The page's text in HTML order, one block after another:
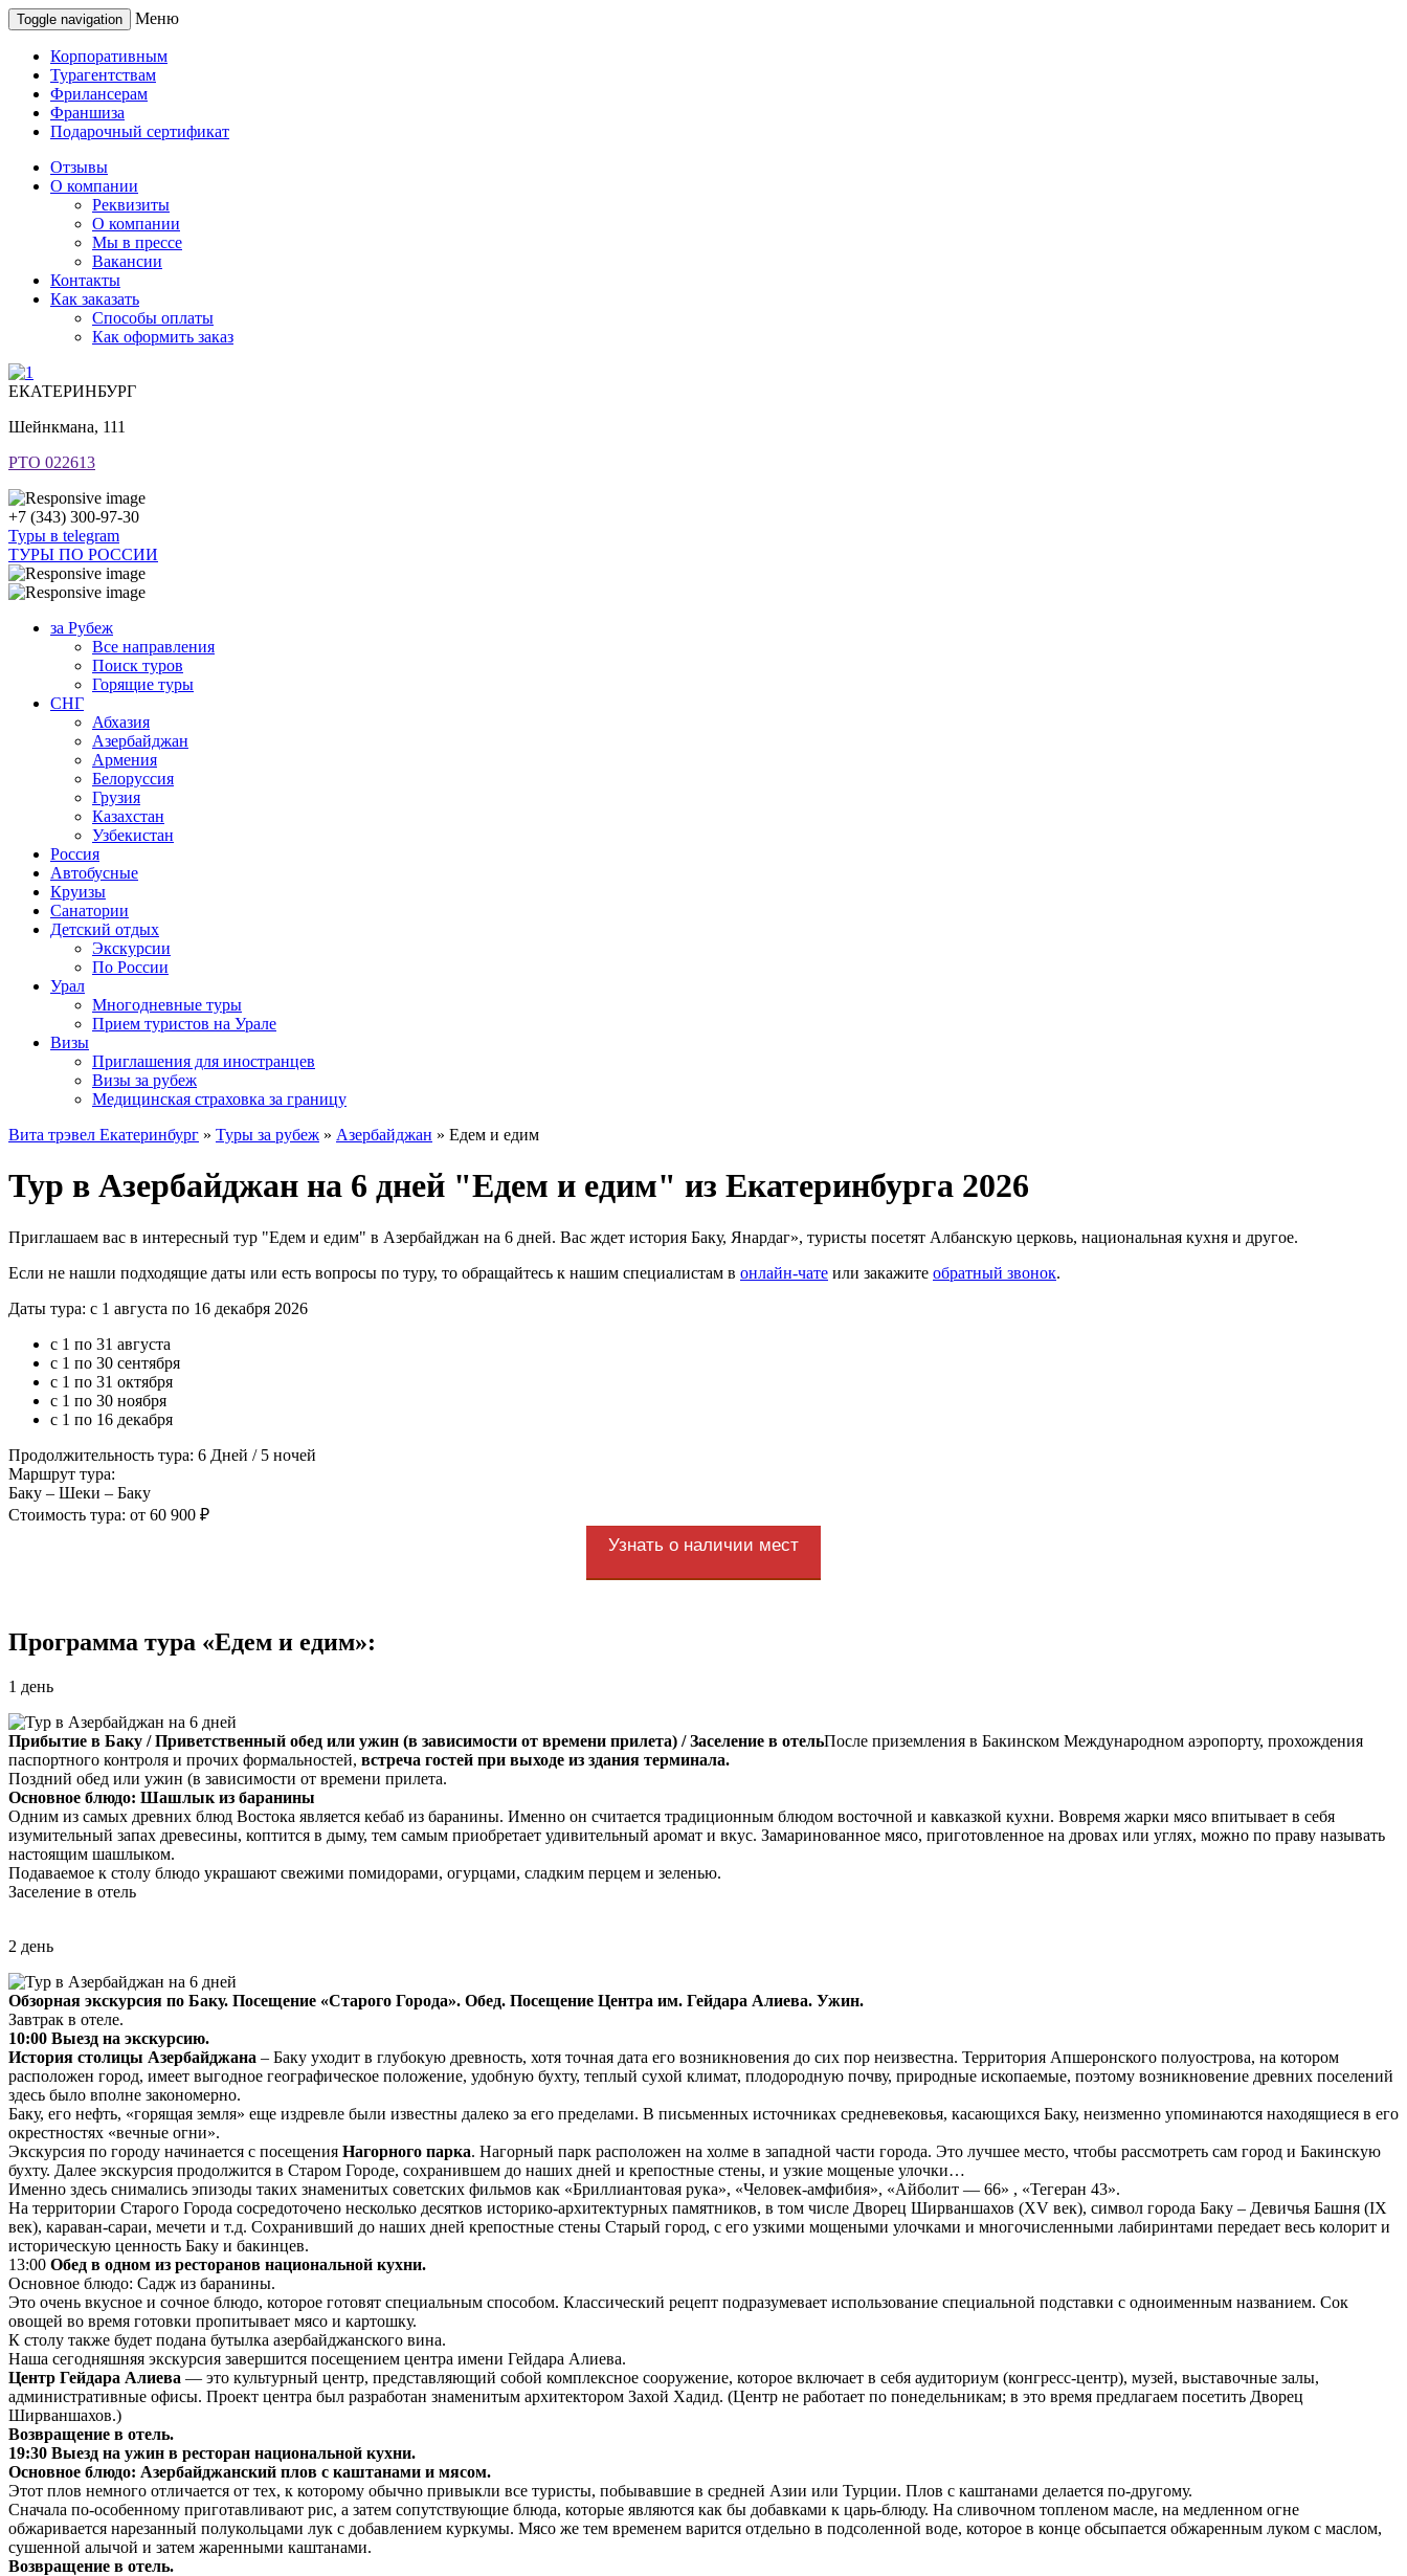
Toggle navigation Меню
Корпоративным
Турагентствам
Фрилансерам
Франшиза
Подарочный сертификат
Отзывы
О компании
Реквизиты
О компании
Мы в прессе
Вакансии
Контакты
Как заказать
Способы оплаты
Как оформить заказ
ЕКАТЕРИНБУРГ
Шейнкмана, 111
РТО 022613
+7 (343) 300-97-30
Туры в telegram
ТУРЫ ПО РОССИИ
за Рубеж
Все направления
Поиск туров
Горящие туры
СНГ
Абхазия
Азербайджан
Армения
Белоруссия
Грузия
Казахстан
Узбекистан
Россия
Автобусные
Круизы
Санатории
Детский отдых
Экскурсии
По России
Урал
Многодневные туры
Прием туристов на Урале
Визы
Приглашения для иностранцев
Визы за рубеж
Медицинская страховка за границу
Вита трэвел Екатеринбург » Туры за рубеж » Азербайджан » Едем и едим
Тур в Азербайджан на 6 дней "Едем и едим" из Екатеринбурга 2026
Приглашаем вас в интересный тур "Едем и едим" в Азербайджан на 6 дней. Вас ждет история Баку, Янардаг», туристы посетят Албанскую церковь, национальная кухня и другое.
Если не нашли подходящие даты или есть вопросы по туру, то обращайтесь к нашим специалистам в онлайн-чате или закажите обратный звонок.
Даты тура: с 1 августа по 16 декабря 2026
с 1 по 31 августа
с 1 по 30 сентября
с 1 по 31 октября
с 1 по 30 ноября
с 1 по 16 декабря
Продолжительность тура: 6 Дней / 5 ночей
Маршрут тура:
Баку – Шеки – Баку
Стоимость тура: от 60 900 ₽
Узнать о наличии мест
Программа тура «Едем и едим»:
1 день
Прибытие в Баку / Приветственный обед или ужин (в зависимости от времени прилета) / Заселение в отельПосле приземления в Бакинском Международном аэропорту, прохождения
паспортного контроля и прочих формальностей, встреча гостей при выходе из здания терминала.
Поздний обед или ужин (в зависимости от времени прилета.
Основное блюдо: Шашлык из баранины
Одним из самых древних блюд Востока является кебаб из баранины. Именно он считается традиционным блюдом восточной и кавказкой кухни. Вовремя жарки мясо впитывает в себя
изумительный запах древесины, коптится в дыму, тем самым приобретает удивительный аромат и вкус. Замаринованное мясо, приготовленное на дровах или углях, можно по праву называть
настоящим шашлыком.
Подаваемое к столу блюдо украшают свежими помидорами, огурцами, сладким перцем и зеленью.
Заселение в отель
2 день
Обзорная экскурсия по Баку. Посещение «Старого Города». Обед. Посещение Центра им. Гейдара Алиева. Ужин.
Завтрак в отеле.
10:00 Выезд на экскурсию.
История столицы Азербайджана – Баку уходит в глубокую древность, хотя точная дата его возникновения до сих пор неизвестна. Территория Апшеронского полуострова, на котором
расположен город, имеет выгодное географическое положение, удобную бухту, теплый сухой климат, плодородную почву, природные ископаемые, поэтому возникновение древних поселений
здесь было вполне закономерно.
Баку, его нефть, «горящая земля» еще издревле были известны далеко за его пределами. В письменных источниках средневековья, касающихся Баку, неизменно упоминаются находящиеся в его
окрестностях «вечные огни».
Экскурсия по городу начинается с посещения Нагорного парка. Нагорный парк расположен на холме в западной части города. Это лучшее место, чтобы рассмотреть сам город и Бакинскую
бухту. Далее экскурсия продолжится в Старом Городе, сохранившем до наших дней и крепостные стены, и узкие мощеные улочки…
Именно здесь снимались эпизоды таких знаменитых советских фильмов как «Бриллиантовая рука», «Человек-амфибия», «Айболит — 66» , «Тегеран 43».
На территории Старого Города сосредоточено несколько десятков историко-архитектурных памятников, в том числе Дворец Ширваншахов (XV век), символ города Баку – Девичья Башня (IX
век), караван-сараи, мечети и т.д. Сохранивший до наших дней крепостные стены Старый город, с его узкими мощеными улочками и многочисленными лабиринтами передает весь колорит и
историческую ценность Баку и бакинцев.
13:00 Обед в одном из ресторанов национальной кухни.
Основное блюдо: Садж из баранины.
Это очень вкусное и сочное блюдо, которое готовят специальным способом. Классический рецепт подразумевает использование специальной подставки с одноименным названием. Сок
овощей во время готовки пропитывает мясо и картошку.
К столу также будет подана бутылка азербайджанского вина.
Наша сегодняшняя экскурсия завершится посещением центра имени Гейдара Алиева.
Центр Гейдара Алиева — это культурный центр, представляющий собой комплексное сооружение, которое включает в себя аудиториум (конгресс-центр), музей, выставочные залы,
административные офисы. Проект центра был разработан знаменитым архитектором Захой Хадид. (Центр не работает по понедельникам; в это время предлагаем посетить Дворец
Ширваншахов.)
Возвращение в отель.
19:30 Выезд на ужин в ресторан национальной кухни.
Основное блюдо: Азербайджанский плов с каштанами и мясом.
Этот плов немного отличается от тех, к которому обычно привыкли все туристы, побывавшие в средней Азии или Турции. Плов с каштанами делается по-другому.
Сначала по-особенному приготавливают рис, а затем сопутствующие блюда, которые являются как бы добавками к царь-блюду. На сливочном топленом масле, на медленном огне
обжаривается нарезанный полукольцами лук с добавлением куркумы. Мясо же тем временем варится отдельно в подсоленной воде, которое в конце обсыпается обжаренным луком с маслом,
сушенной алычой и затем жаренными каштанами.
Возвращение в отель.